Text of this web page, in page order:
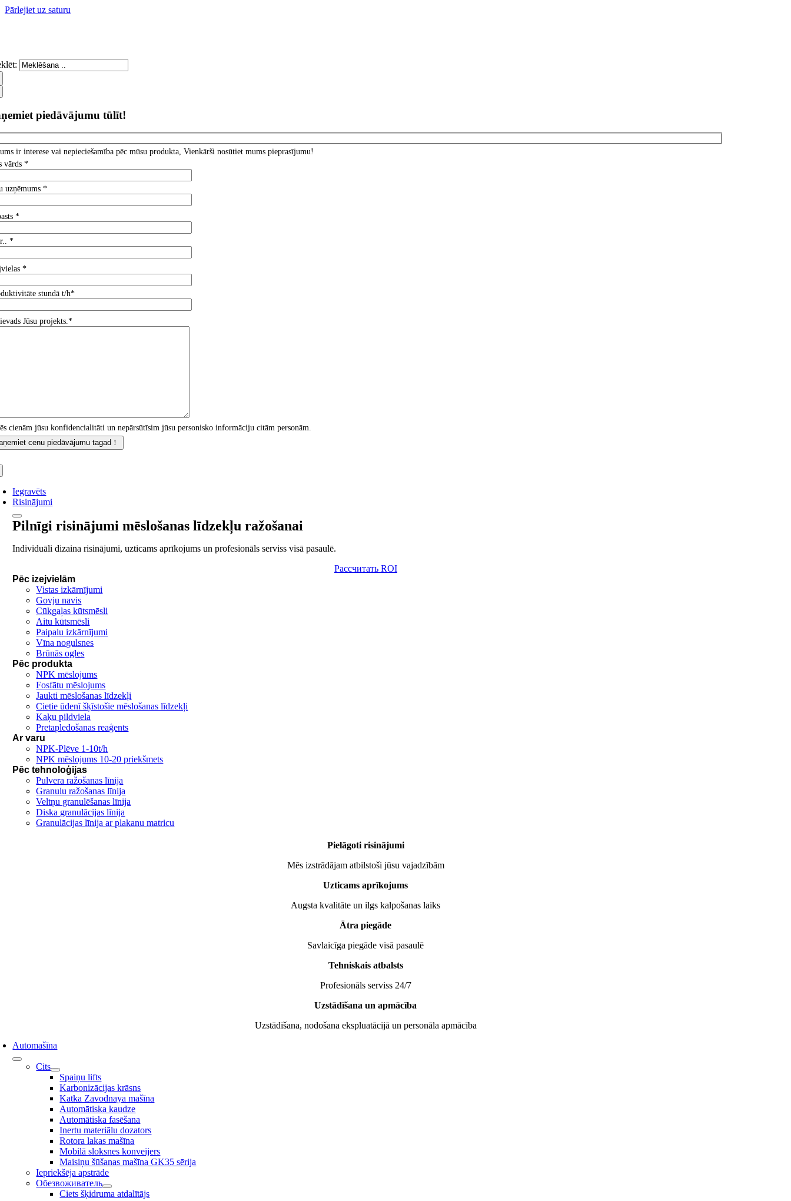
Pārlejiet uz saturu
piedāvājumu tūlīt!
ir interese vai nepieciešamība pēc mūsu produkta, Vienkārši nosūtiet mums pieprasījumu!
vārds *
uzņēmums *
*
*
*
stundā t/h*
Jūsu projekts.*
cienām jūsu konfidencialitāti un nepārsūtīsim jūsu personisko informāciju citām personām.
Iegravēts
Risinājumi
Pilnīgi risinājumi mēslošanas līdzekļu ražošanai
Individuāli dizaina risinājumi, uzticams aprīkojums un profesionāls serviss visā pasaulē.
Рассчитать ROI
Pēc izejvielām
Vistas izkārnījumi
Govju navis
Cūkgaļas kūtsmēsli
Aitu kūtsmēsli
Paipalu izkārnījumi
Vīna nogulsnes
Brūnās ogles
Pēc produkta
NPK mēslojums
Fosfātu mēslojums
Jaukti mēslošanas līdzekļi
Cietie ūdenī šķīstošie mēslošanas līdzekļi
Kaķu pildviela
Pretapledošanas reaģents
Ar varu
NPK-Plēve 1-10t/h
NPK mēslojums 10-20 priekšmets
Pēc tehnoloģijas
Pulvera ražošanas līnija
Granulu ražošanas līnija
Veltņu granulēšanas līnija
Diska granulācijas līnija
Granulācijas līnija ar plakanu matricu
Pielāgoti risinājumi
Mēs izstrādājam atbilstoši jūsu vajadzībām
Uzticams aprīkojums
Augsta kvalitāte un ilgs kalpošanas laiks
Ātra piegāde
Savlaicīga piegāde visā pasaulē
Tehniskais atbalsts
Profesionāls serviss 24/7
Uzstādīšana un apmācība
Uzstādīšana, nodošana ekspluatācijā un personāla apmācība
Automašīna
Cits
Spaiņu lifts
Karbonizācijas krāsns
Katka Zavodnaya mašīna
Automātiska kaudze
Automātiska fasēšana
Inertu materiālu dozators
Rotora lakas mašīna
Mobilā sloksnes konveijers
Maisiņu šūšanas mašīna GK35 sērija
Iepriekšēja apstrāde
Обезвоживатель
Ciets šķidruma atdalītājs